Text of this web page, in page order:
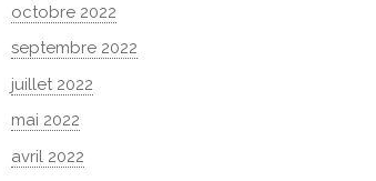
octobre 2022
septembre 2022
juillet 2022
mai 2022
avril 2022